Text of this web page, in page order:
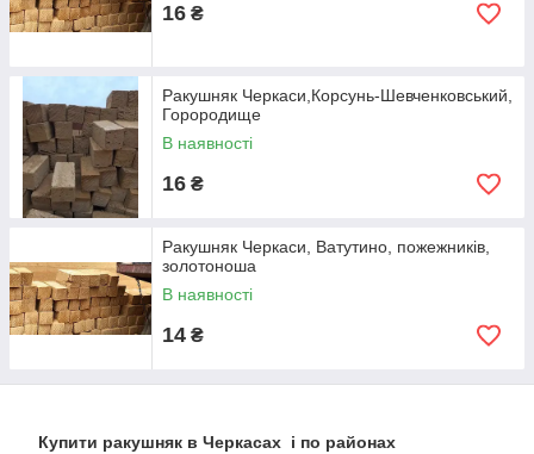
16 ₴
Ракушняк Черкаси,Корсунь-Шевченковський,
Горородище
В наявності
16 ₴
Ракушняк Черкаси, Ватутино, пожежників,
золотоноша
В наявності
14 ₴
Купити ракушняк в Черкасах і по районах